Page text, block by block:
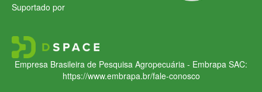
Suportado por
Empresa Brasileira de Pesquisa Agropecuária - Embrapa SAC:
https://www.embrapa.br/fale-conosco